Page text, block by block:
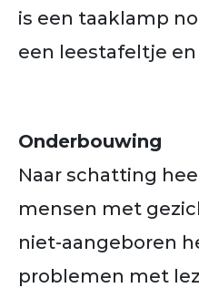
is een taaklamp
een leestafeltje
Onderbouwing
Naar schatting
mensen met
niet-aangeboren
problemen met